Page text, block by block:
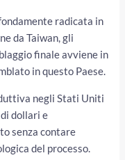
radicata in
da Taiwan, gli
finale avviene in
in questo Paese.
negli Stati Uniti
dollari e
senza contare
del processo.